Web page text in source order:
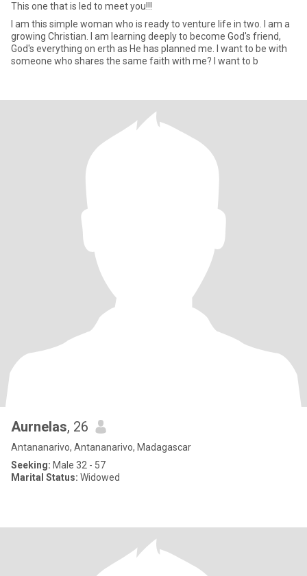
This one that is led to meet you!!!
I am this simple woman who is ready to venture life in two. I am a
growing Christian. I am learning deeply to become God's friend,
God's everything on erth as He has planned me. I want to be with
someone who shares the same faith with me? I want to b
Aurnelas, 26
Antananarivo, Antananarivo, Madagascar
Seeking: Male 32 - 57
Marital Status: Widowed